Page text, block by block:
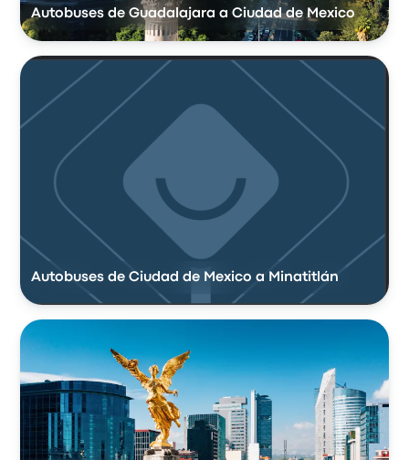
Autobuses de Guadalajara a Ciudad de Mexico
Autobuses de Ciudad de Mexico a Minatitlán